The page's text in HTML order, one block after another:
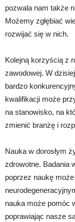
pozwala nam także
Możemy zgłębiać
rozwijać się w nich.
Kolejną korzyścią z
zawodowej. W
bardzo
kwalifikacji może
na stanowisko, na
zmienić branżę i
Nauka w dorosłym
zdrowotne. Badania
poprzez naukę
nauka może pomóc
poprawiając nasze